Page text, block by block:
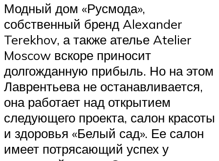
Модный дом «Русмода»,
собственный бренд Alexander
Terekhov, а также ателье Atelier
Moscow вскоре приносит
долгожданную прибыль. Но на этом
Лаврентьева не останавливается,
она работает над открытием
следующего проекта, салон красоты
и здоровья «Белый сад». Ее салон
имеет потрясающий успех у